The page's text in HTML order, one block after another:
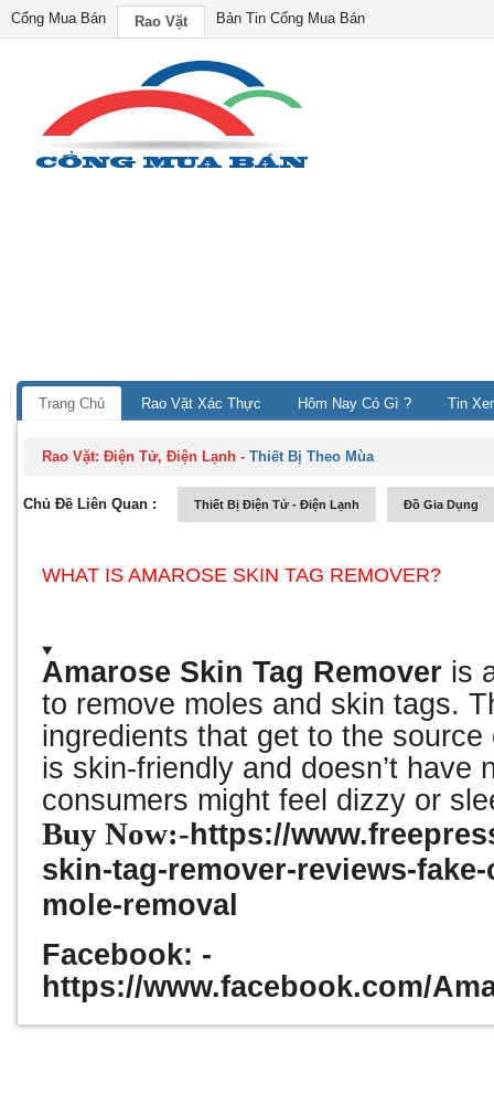
Cổng Mua Bán Rao Vặt Bản Tin Cổng Mua Bán
Trang Chủ Rao Vặt Xác Thực Hôm Nay Có Gì ? Tin
Rao Vặt:Điện Tử, Điện Lạnh -Thiết Bị Theo Mùa
Chủ Đề Liên Quan : Thiết Bị Điện Tử - Điện Lạnh Đồ Gia Dụng
WHAT IS AMAROSE SKIN TAG REMOVER?
Amarose Skin Tag Remover is
to remove moles and skin tags.
ingredients that get to the
is skin-friendly and doesn’t
consumers might feel dizzy or
Buy Now:-https://
skin-tag-remover-reviews-
mole-removal
Facebook: -
https://www.facebook.com/